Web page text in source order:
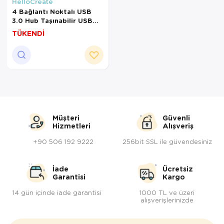
Kozmetik, Kişisel Bakım ve Sağlık
4 Bağlantı Noktalı USB
3.0 Hub Taşınabilir USB
Hub Dağıtıcı Adaptör,
Bireysel Açma/Kapama
TÜKENDİ
Müşteri
Hizmetleri
+90 506 192 9222
Güvenli
Alışveriş
256bit SSL ile güvendesiniz
İade
Garantisi
14 gün içinde iade garantisi
Ücretsiz
Kargo
1000 TL ve üzeri
alışverişlerinizde